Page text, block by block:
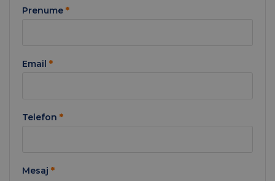
Prenume *
Email *
Telefon *
Mesaj *